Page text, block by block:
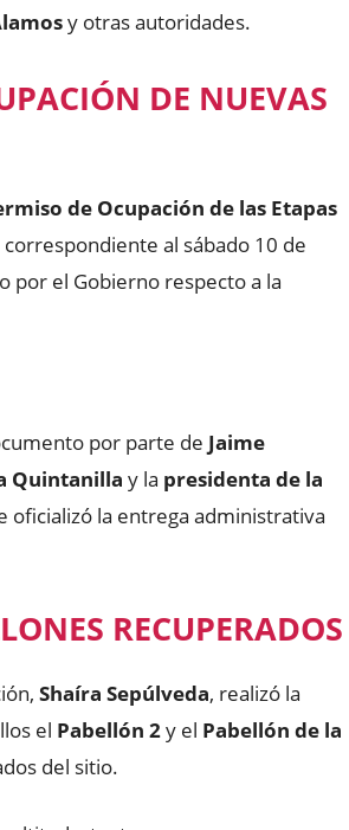
y otras autoridades.
DE NUEVAS
de Ocupación de las Etapas
correspondiente al sábado 10 de
por el Gobierno respecto a la
por parte de Jaime
Quintanilla y la presidenta de la
oficializó la entrega administrativa
RECUPERADOS
Shaíra Sepúlveda, realizó la
el Pabellón 2y el Pabellón de la
del sitio.